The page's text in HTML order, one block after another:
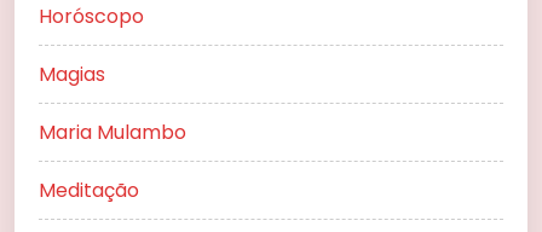
Horóscopo
Magias
Maria Mulambo
Meditação